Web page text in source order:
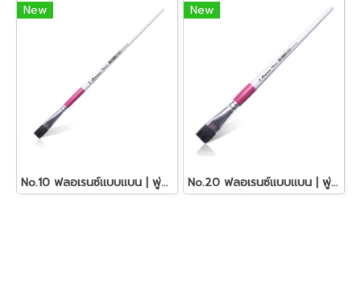
New
No.10 ฟลอเรนซ์แบบแบน | พู่กันอเนกประสงค์ มาสเตอร์อาร์ต
New
No.20 ฟลอเรนซ์แบบแบน | พู่กันอเนกประสงค์ มาสเตอร์อาร์ต